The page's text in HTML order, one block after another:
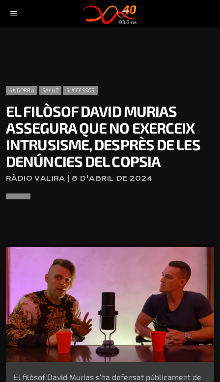
menu
ANDORRA SALUT SUCCESSOS
EL FILÒSOF DAVID MURIAS
ASSEGURA QUE NO EXERCEIX
INTRUSISME, DESPRÈS DE LES
DENÚNCIES DEL COPSIA
RÀDIO VALIRA | 8 D'ABRIL DE 2024
El filòsof David Murias s’ha defensat públicament de